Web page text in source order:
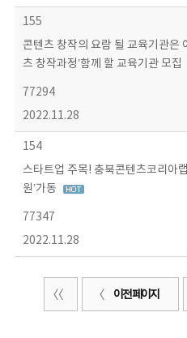
155
콘텐츠 창작의 요람 될 교육기관은
츠 창작과정’함께 할 교육기관 모집
77294
2022.11.28
154
스타트업 주목! 충북콘텐츠코리아
원’가동
77347
2022.11.28
이전 페이지